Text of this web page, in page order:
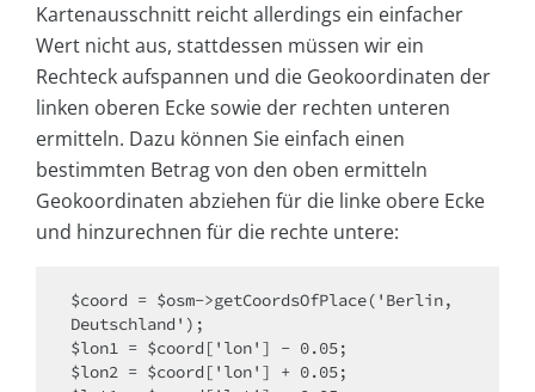
Kartenausschnitt reicht allerdings ein einfacher
Wert nicht aus, stattdessen müssen wir ein
Rechteck aufspannen und die Geokoordinaten der
linken oberen Ecke sowie der rechten unteren
ermitteln. Dazu können Sie einfach einen
bestimmten Betrag von den oben ermitteln
Geokoordinaten abziehen für die linke obere Ecke
und hinzurechnen für die rechte untere:
$coord = $osm->getCoordsOfPlace('Berlin,
Deutschland');
$lon1 = $coord['lon'] - 0.05;
$lon2 = $coord['lon'] + 0.05;